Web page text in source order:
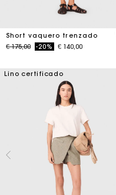
Short vaquero trenzado
Price reduced from
€ 175,00to-20% € 140,00
Lino certificado